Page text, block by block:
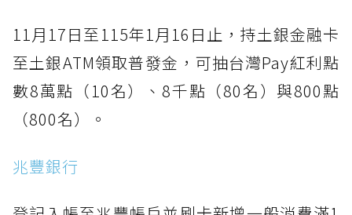
11月17日至115年1月16日止，持土銀金融卡
至土銀ATM領取普發金，可抽台灣Pay紅利點
數8萬點（10名）、8千點（80名）與800點
（800名）。
兆豐銀行